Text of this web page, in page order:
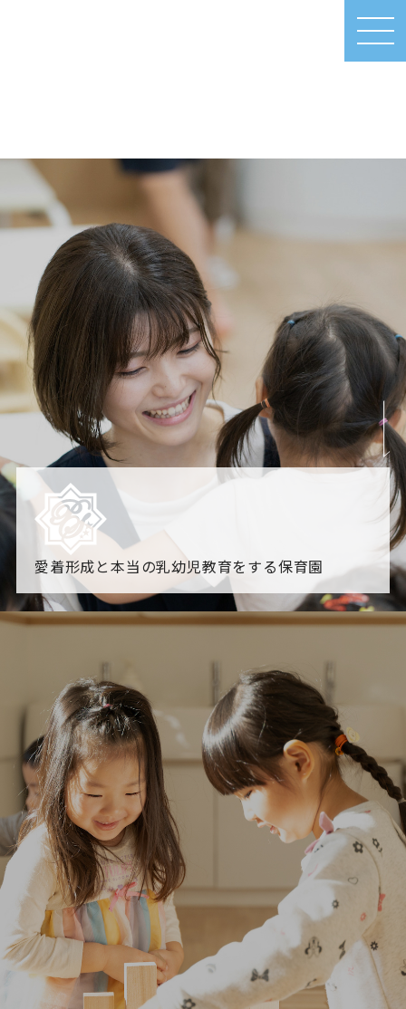
MEN
U
愛着形成と本当の乳幼児教育をする保育園
園からのお知らせ
「すくすく子育て」でリトルスター保育園が紹介されま
各園のブログ
2026.08.06 赤しそジュース作り～にじ組～2026.08.0
5 【そら組】誕生会
一覧を見る